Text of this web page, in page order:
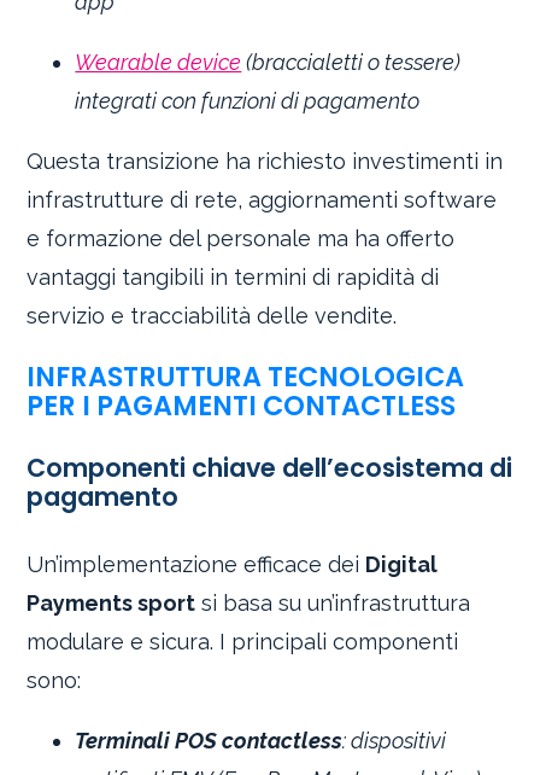
Wearable device (braccialetti o tessere)
integrati con funzioni di pagamento
Questa transizione ha richiesto investimenti in
infrastrutture di rete, aggiornamenti software
e formazione del personale ma ha offerto
vantaggi tangibili in termini di rapidità di
servizio e tracciabilità delle vendite.
INFRASTRUTTURA TECNOLOGICA
PER I PAGAMENTI CONTACTLESS
Componenti chiave dell’ecosistema di
pagamento
Un’implementazione efficace dei Digital
Payments sport si basa su un’infrastruttura
modulare e sicura. I principali componenti
sono:
Terminali POS contactless: dispositivi